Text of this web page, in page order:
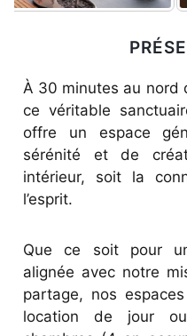
À 30 minutes au nord
ce véritable
offre un espace
sérénité et de
intérieur, soit la
l’esprit.
Que ce soit pour
alignée avec notre
partage, nos
location de jour